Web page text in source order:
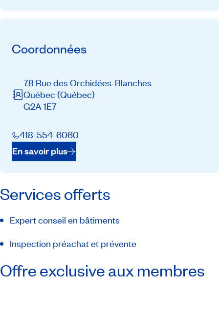
Coordonnées
78 Rue des Orchidées-Blanches
Québec (Québec)
G2A 1E7
418-554-6060
En savoir plus
Services offerts
Expert conseil en bâtiments
Inspection préachat et prévente
Offre exclusive aux membres